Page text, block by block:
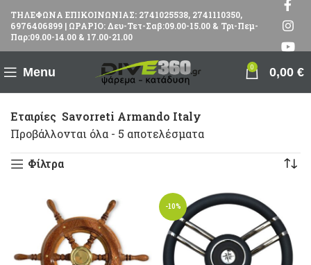
ΤΗΛΕΦΩΝΑ ΕΠΙΚΟΙΝΩΝΙΑΣ: 2741025538, 2741110350,
6976406899 | ΩΡΑΡΙΟ: Δευ-Τετ-Σαβ:09.00-15.00 & Τρι-Πεμ-
Παρ:09.00-14.00 & 17.00-21.00
Menu 0 0,00 €
Εταιρίες Savorreti Armando Italy
Προβάλλονται όλα - 5 αποτελέσματα
Φίλτρα
-10%